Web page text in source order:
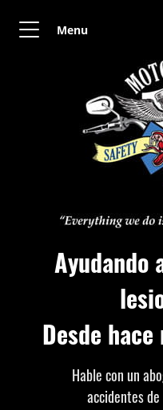
Ayudando
Desde
Hable con un
accidentes de
Menu